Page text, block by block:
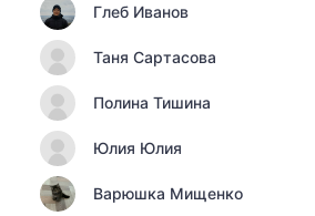
Глеб Иванов
Таня Сартасова
Полина Тишина
Юлия Юлия
Варюшка Мищенко